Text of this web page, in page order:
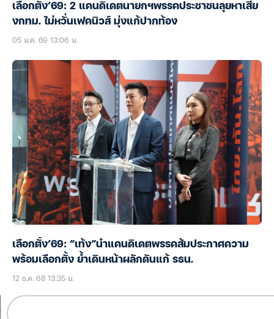
เลือกตั้ง’69: 2 แคนดิเดตนายกฯพรรคประชาชนลุยหาเสีย
งกทม. ไม่หวั่นเฟคนิวส์ มุ่งแก้ปากท้อง
05 ม.ค. 69 13:06 น.
เลือกตั้ง’69: “เท้ง”นำแคนดิเดตพรรคส้มประกาศความ
พร้อมเลือกตั้ง ย้ำเดินหน้าผลักดันแก้ รธน.
12 ธ.ค. 68 13:35 น.